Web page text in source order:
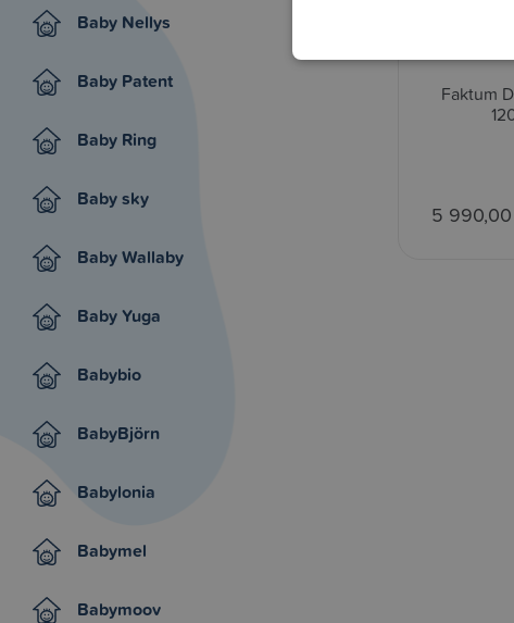
Baby Nellys
Baby Patent
Baby Ring
Baby sky
Baby Wallaby
Baby Yuga
Babybio
BabyBjörn
Babylonia
Babymel
Babymoov
Faktum
5